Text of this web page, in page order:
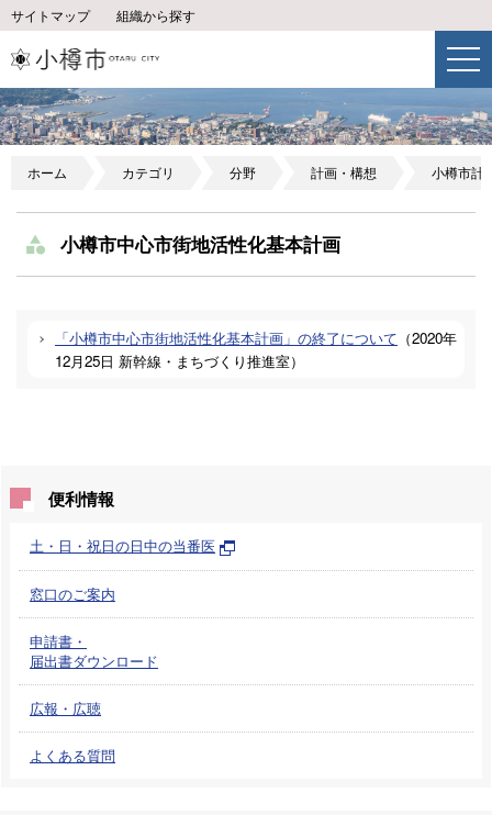
サイトマップ 組織から探す
ホーム カテゴリ 分野 計画・構想 小樽市計
小樽市中心市街地活性化基本計画
「小樽市中心市街地活性化基本計画」の終了について （2020年
12月25日 新幹線・まちづくり推進室）
便利情報
土・日・祝日の日中の当番医
窓口のご案内
申請書・
届出書ダウンロード
広報・広聴
よくある質問